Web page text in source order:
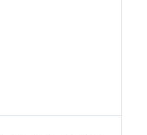
理想像を具体化